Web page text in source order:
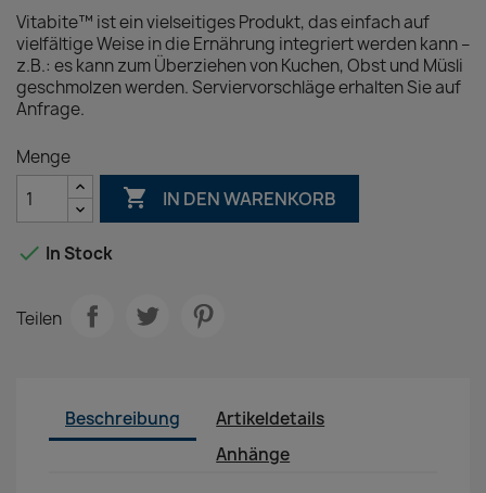
Vitabite™ ist ein vielseitiges Produkt, das einfach auf
vielfältige Weise in die Ernährung integriert werden kann –
z.B.: es kann zum Überziehen von Kuchen, Obst und Müsli
geschmolzen werden. Serviervorschläge erhalten Sie auf
Anfrage.
Menge
 IN DEN WARENKORB
 In Stock
Teilen
Beschreibung
Artikeldetails
Anhänge